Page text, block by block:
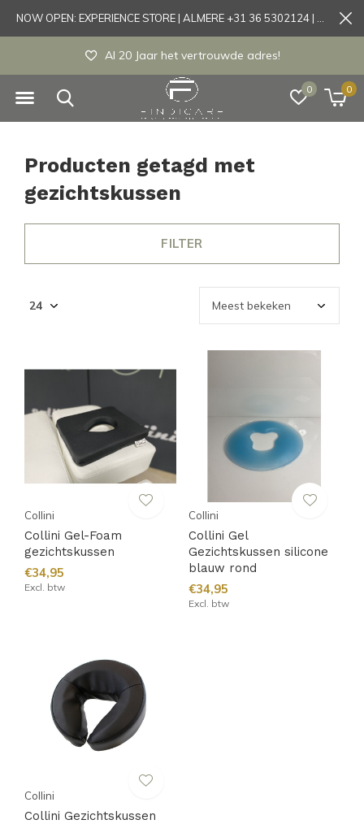
0 0
Al 20 Jaar het vertrouwde adres!
Producten getagd met
gezichtskussen
FILTER
Collini
Collini Gel-Foam
gezichtskussen
€34,95
Excl. btw
Collini
Collini Gel
Gezichtskussen silicone
blauw rond
€34,95
Excl. btw
Collini
Collini Gezichtskussen